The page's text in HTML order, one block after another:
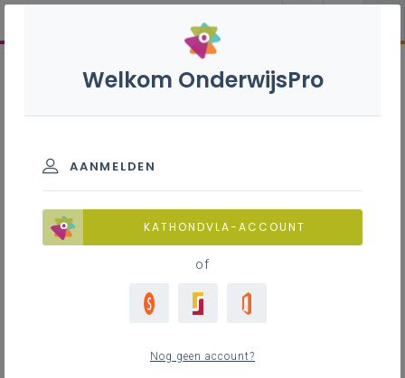
Welkom OnderwijsPro
AANMELDEN
KATHONDVLA-ACCOUNT
of
Nog geen account?